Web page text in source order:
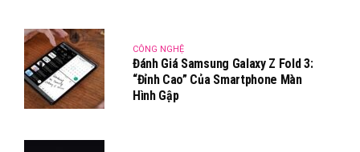
CÔNG NGHỆ
Đánh Giá Samsung Galaxy Z Fold 3:
“Đỉnh Cao” Của Smartphone Màn
Hình Gập